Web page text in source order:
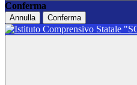
Conferma
Annulla Conferma